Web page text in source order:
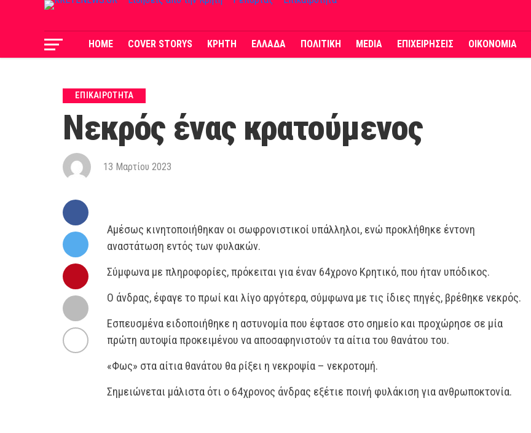
HOME COVER STORYS ΚΡΗΤΗ ΕΛΛΑΔΑ ΠΟΛΙΤΙΚΗ MEDIA ΕΠΙΧΕΙΡΗΣΕΙΣ ΟΙΚΟΝΟΜΙΑ
ΕΠΙΚΑΙΡΟΤΗΤΑ
Νεκρός ένας κρατούμενος
13 Μαρτίου 2023
Αμέσως κινητοποιήθηκαν οι σωφρονιστικοί υπάλληλοι, ενώ προκλήθηκε έντονη
αναστάτωση εντός των φυλακών.
Σύμφωνα με πληροφορίες, πρόκειται για έναν 64χρονο Κρητικό, που ήταν υπόδικος.
Ο άνδρας, έφαγε το πρωί και λίγο αργότερα, σύμφωνα με τις ίδιες πηγές, βρέθηκε νεκρός.
Εσπευσμένα ειδοποιήθηκε η αστυνομία που έφτασε στο σημείο και προχώρησε σε μία
πρώτη αυτοψία προκειμένου να αποσαφηνιστούν τα αίτια του θανάτου του.
«Φως» στα αίτια θανάτου θα ρίξει η νεκροψία – νεκροτομή.
Σημειώνεται μάλιστα ότι ο 64χρονος άνδρας εξέτιε ποινή φυλάκιση για ανθρωποκτονία.